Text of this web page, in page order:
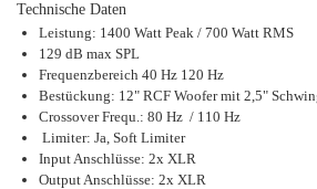
Technische Daten
Leistung: 1400 Watt Peak / 700 Watt RMS
129 dB max SPL
Frequenzbereich 40 Hz 120 Hz
Bestückung: 12" RCF Woofer mit 2,5"
Crossover Frequ.: 80 Hz / 110 Hz
Limiter: Ja, Soft Limiter
Input Anschlüsse: 2x XLR
Output Anschlüsse: 2x XLR